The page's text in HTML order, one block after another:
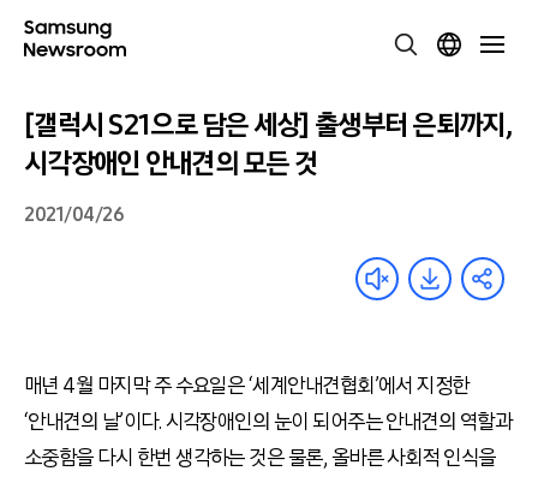
[갤럭시 S21으로 담은 세상] 출생부터 은퇴까지,
시각장애인 안내견의 모든 것
2021/04/26
매년 4월 마지막 주 수요일은 ‘세계안내견협회’에서 지정한
‘안내견의 날’이다. 시각장애인의 눈이 되어주는 안내견의 역할과
소중함을 다시 한번 생각하는 것은 물론, 올바른 사회적 인식을